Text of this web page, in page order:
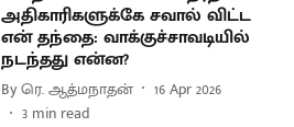
அதிகாரிகளுக்கே சவால் விட்ட
என் தந்தை: வாக்குச்சாவடியில்
நடந்தது என்ன?
Byரெ. ஆத்மநாதன்
16 Apr 2026
3 min read